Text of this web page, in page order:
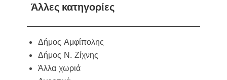
Άλλες κατηγορίες
Δήμος Αμφίπολης
Δήμος Ν. Ζίχνης
Άλλα χωριά